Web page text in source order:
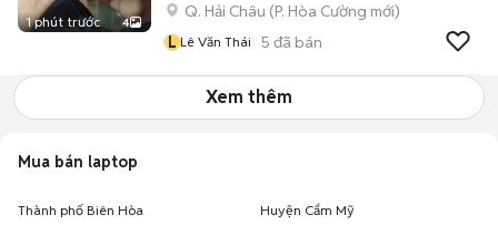
1 phút trước 4
Q. Hải Châu (P. Hòa Cường mới)
L Lê Văn Thái 5 đã bán
Xem thêm
Mua bán laptop
Thành phố Biên Hòa Huyện Cẩm Mỹ